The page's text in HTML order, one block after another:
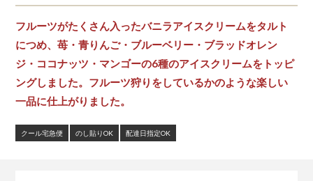
フルーツがたくさん入ったバニラアイスクリームをタルト
につめ、苺・青りんご・ブルーベリー・ブラッドオレン
ジ・ココナッツ・マンゴーの6種のアイスクリームをトッピ
ングしました。フルーツ狩りをしているかのような楽しい
一品に仕上がりました。
クール宅急便 のし貼りOK 配達日指定OK